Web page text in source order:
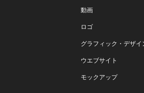
動画
ロゴ
グラフィック・デザイ
ウエブサイト
モックアップ